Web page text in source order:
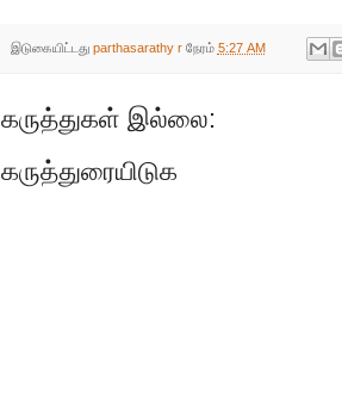
இடுகையிட்டது parthasarathy r நேரம் 5:27 AM
கருத்துகள் இல்லை:
கருத்துரையிடுக